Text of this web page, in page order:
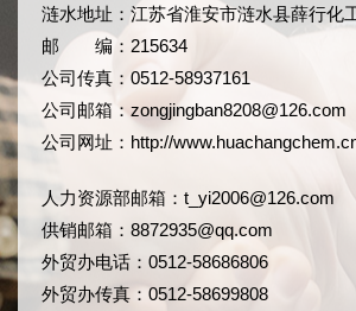
涟水地址：江苏省淮安市涟水县薛行化
邮 编：215634
公司传真：0512-58937161
公司邮箱： zongjingban8208@126.com
公司网址： http://
人力资源部邮箱： t_yi2006@126.com
供销邮箱：8872935@qq.com
外贸办电话：0512-58686806
外贸办传真：0512-58699808